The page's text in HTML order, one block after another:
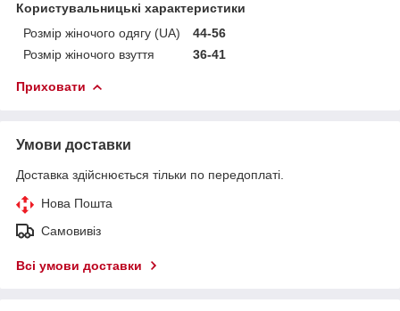
Користувальницькі характеристики
Розмір жіночого одягу (UA)
44-56
Розмір жіночого взуття
36-41
Приховати
Умови доставки
Доставка здійснюється тільки по передоплаті.
Нова Пошта
Самовивіз
Всі умови доставки